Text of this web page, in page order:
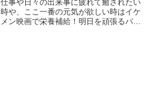
仕事や日々の出来事に疲れて癒されたい
時や、ここ一番の元気が欲しい時はイケ
メン映画で栄養補給！明日を頑張るパワ